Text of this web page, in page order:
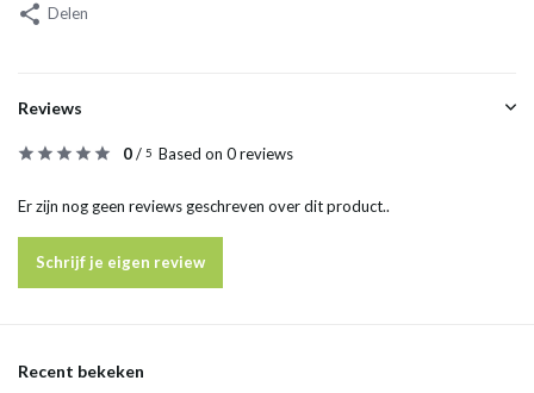
Delen
Reviews
0/ 5 Based on 0 reviews
Er zijn nog geen reviews geschreven over dit product..
Schrijf je eigen review
Recent bekeken